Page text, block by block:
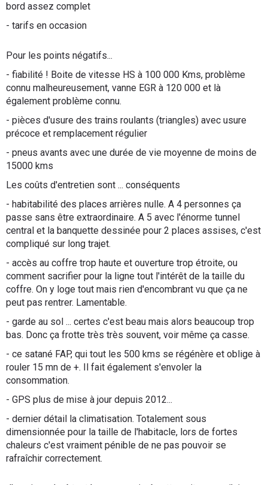
bord assez complet
- tarifs en occasion
Pour les points négatifs...
- fiabilité ! Boite de vitesse HS à 100 000 Kms, problème
connu malheureusement, vanne EGR à 120 000 et là
également problème connu.
- pièces d'usure des trains roulants (triangles) avec usure
précoce et remplacement régulier
- pneus avants avec une durée de vie moyenne de moins de
15000 kms
Les coûts d'entretien sont ... conséquents
- habitabilité des places arrières nulle. A 4 personnes ça
passe sans être extraordinaire. A 5 avec l'énorme tunnel
central et la banquette dessinée pour 2 places assises, c'est
compliqué sur long trajet.
- accès au coffre trop haute et ouverture trop étroite, ou
comment sacrifier pour la ligne tout l'intérêt de la taille du
coffre. On y loge tout mais rien d'encombrant vu que ça ne
peut pas rentrer. Lamentable.
- garde au sol ... certes c'est beau mais alors beaucoup trop
bas. Donc ça frotte très très souvent, voir même ça casse.
- ce satané FAP, qui tout les 500 kms se régénère et oblige à
rouler 15 mn de +. Il fait également s'envoler la
consommation.
- GPS plus de mise à jour depuis 2012...
- dernier détail la climatisation. Totalement sous
dimensionnée pour la taille de l'habitacle, lors de fortes
chaleurs c'est vraiment pénible de ne pas pouvoir se
rafraîchir correctement.